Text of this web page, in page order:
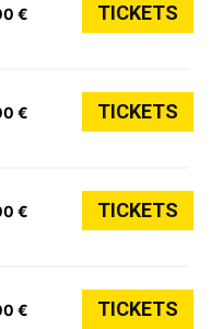
€ TICKETS
€ TICKETS
€ TICKETS
€ TICKETS